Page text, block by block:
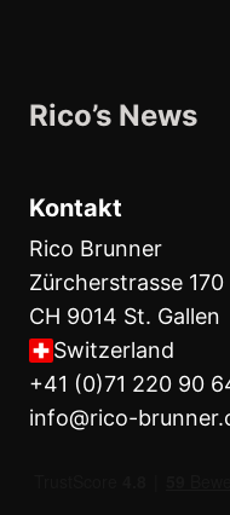
Rico’s News
Kontakt
Rico Brunner
Zürcherstrasse 170
CH 9014 St. Gallen
Switzerland
+41 (0)71 220 90
info@rico-